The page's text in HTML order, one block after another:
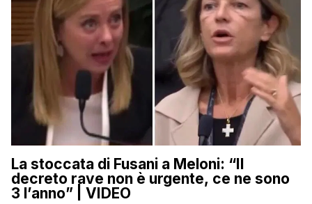
La stoccata di Fusani a Meloni: “Il
decreto rave non è urgente, ce ne sono
3 l’anno” | VIDEO